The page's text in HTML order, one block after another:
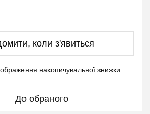
коли з'явиться
накопичувальної знижки
До обраного